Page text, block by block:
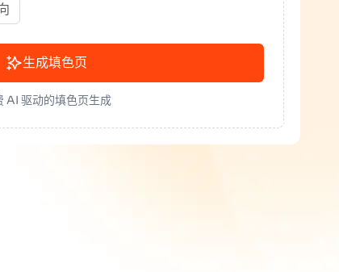
生成填色页
AI 驱动的填色页生成